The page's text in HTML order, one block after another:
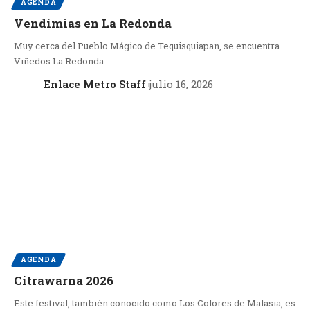
AGENDA
Vendimias en La Redonda
Muy cerca del Pueblo Mágico de Tequisquiapan, se encuentra
Viñedos La Redonda…
Enlace Metro Staff julio 16, 2026
AGENDA
Citrawarna 2026
Este festival, también conocido como Los Colores de Malasia, es